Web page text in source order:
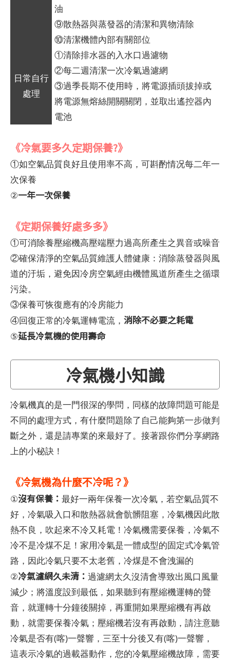
油
⑨散熱器與蒸發器的清潔和異物清除
⑩清潔機體內部有關部位
日常自行
處理
①清除排水器的入水口過濾物
②每二週清潔一次冷氣過濾網
③過季長期不使用時，將電源插頭拔掉或
將電源無熔絲開關關閉，並取出遙控器內
電池
《冷氣要多久定期保養?》
①如空氣品質良好且使用率不高，可斟酌情况每二年一
次保養
②一年一次保養
《定期保養好處多多》
①可消除養壓縮機高壓端壓力過高所產生之異音或噪音
②確保清淨的空氣品質維護人體健康：消除蒸發器與風
道的汙垢，避免因冷房空氣經由機體風道所產生之循環
污染。
③保養可恢復應有的冷房能力
④回復正常的冷氣運轉電流， 消除不必要之耗電
⑤延長冷氣機的使用壽命
冷氣機小知識
冷氣機真的是一門很深的學問，同樣的故障問題可能是
不同的處理方式，有什麼問題除了自己能夠第一步做判
斷之外，還是請專業的來最好了。接著跟你們分享網路
上的小秘訣！
《冷氣機為什麼不冷呢？》
①沒有保養： 最好一兩年保養一次冷氣，若空氣品質不
好，冷氣吸入口和散熱器就會骯髒阻塞，冷氣機因此散
熱不良，吹起來不冷又耗電！冷氣機需要保養，冷氣不
冷不是冷煤不足！家用冷氣是一體成型的固定式冷氣管
路，因此冷氣只要不太老舊，冷煤是不會洩漏的
②冷氣濾網久未清： 過濾網太久沒清會導致出風口風量
減少；將溫度設到最低，如果聽到有壓縮機運轉的聲
音，就運轉十分鐘後關掉，再重開如果壓縮機有再啟
動，就需要保養冷氣；壓縮機若沒有再啟動，請注意聽
冷氣是否有(喀)一聲響，三至十分後又有(喀)一聲響，
這表示冷氣的過載器動作，您的冷氣壓縮機故障，需要